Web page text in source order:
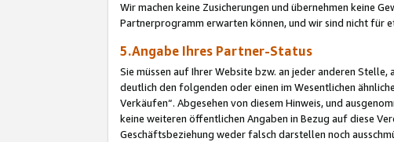
Wir machen keine Zusicherungen und übernehmen keine
Partnerprogramm erwarten können, und wir sind nicht für
5.Angabe Ihres Partner-Status
Sie müssen auf Ihrer Website bzw. an jeder anderen
deutlich den folgenden oder einen im Wesentlichen
Verkäufen“. Abgesehen von diesem Hinweis, und
keine weiteren öffentlichen Angaben in Bezug auf diese
Geschäftsbeziehung weder falsch darstellen noch